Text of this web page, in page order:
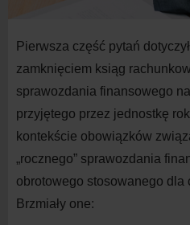
Pierwsza część pytań
zamknięciem ksiąg
sprawozdania finansowego
przyjętego przez jednostkę
kontekście obowiązków
„rocznego” sprawozdania
obrotowego stosowanego dla
Brzmiały one: